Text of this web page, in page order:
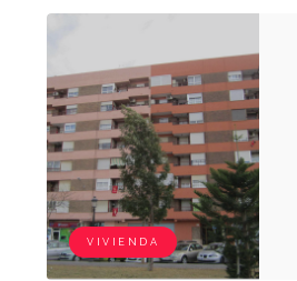
VIVIENDA